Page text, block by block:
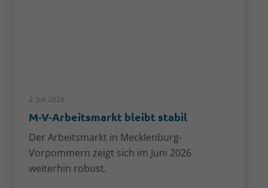
2. Juli 2026
M-V-Arbeitsmarkt bleibt stabil
Der Arbeitsmarkt in Mecklenburg-
Vorpommern zeigt sich im Juni 2026
weiterhin robust.